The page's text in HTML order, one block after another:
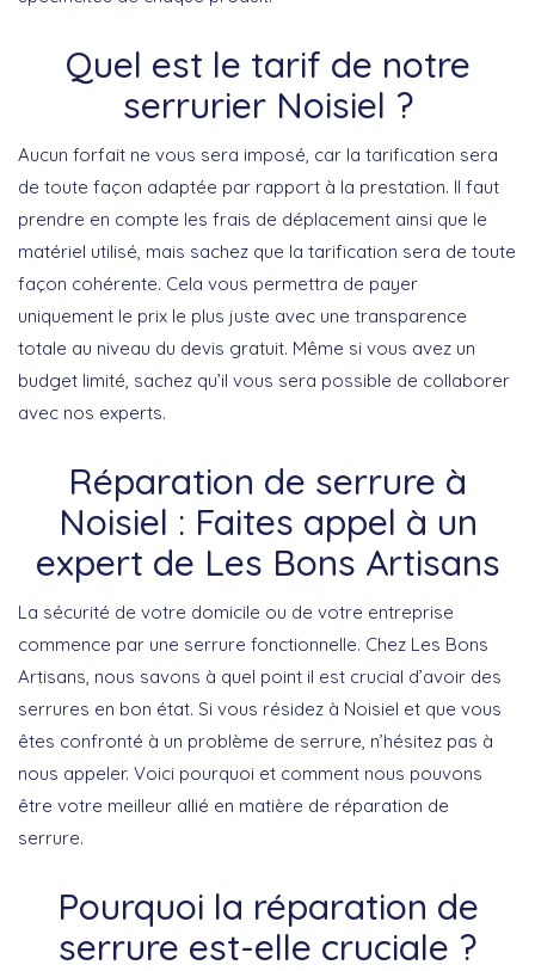
Quel est le tarif de notre
serrurier Noisiel ?
Aucun forfait ne vous sera imposé, car la tarification sera
de toute façon adaptée par rapport à la prestation. Il faut
prendre en compte les frais de déplacement ainsi que le
matériel utilisé, mais sachez que la tarification sera de toute
façon cohérente. Cela vous permettra de payer
uniquement le prix le plus juste avec une transparence
totale au niveau du devis gratuit. Même si vous avez un
budget limité, sachez qu’il vous sera possible de collaborer
avec nos experts.
Réparation de serrure à
Noisiel : Faites appel à un
expert de Les Bons Artisans
La sécurité de votre domicile ou de votre entreprise
commence par une serrure fonctionnelle. Chez Les Bons
Artisans, nous savons à quel point il est crucial d’avoir des
serrures en bon état. Si vous résidez à Noisiel et que vous
êtes confronté à un problème de serrure, n’hésitez pas à
nous appeler. Voici pourquoi et comment nous pouvons
être votre meilleur allié en matière de réparation de
serrure.
Pourquoi la réparation de
serrure est-elle cruciale ?